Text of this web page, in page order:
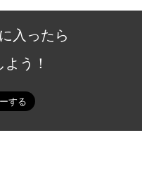
入ったら
う！